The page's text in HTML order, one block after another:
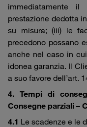
immediatamente
prestazione dedotta
su misura; (iii) le
precedono possano
anche nel caso in
idonea garanzia. Il
a suo favore dell’art.
4. Tempi di
Consegne parziali –
4.1 Le scadenze e le